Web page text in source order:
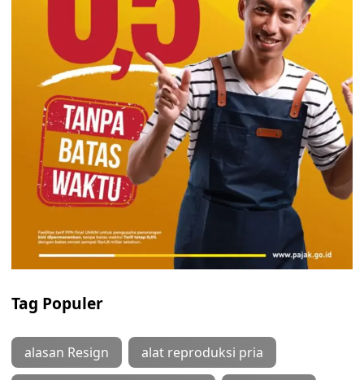
Tag Populer
alasan Resign alat reproduksi pria